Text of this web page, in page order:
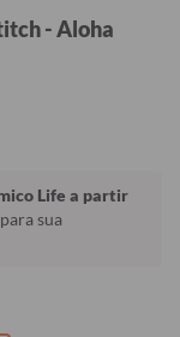
- Aloha
Life a partir
sua